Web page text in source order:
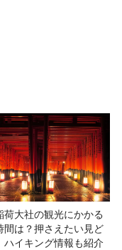
荷大社の観光にかかる
間は？押さえたい見ど
ハイキング情報も紹介